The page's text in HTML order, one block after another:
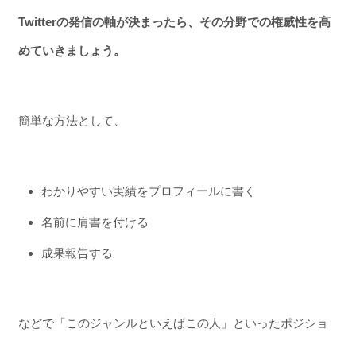
Twitterの発信の軸が決まったら、その分野での権威性を高
めていきましょう。
簡単な方法として、
わかりやすい実績をプロフィールに書く
名前に肩書を付ける
成果報告する
などで「このジャンルといえばこの人」といったポジショ